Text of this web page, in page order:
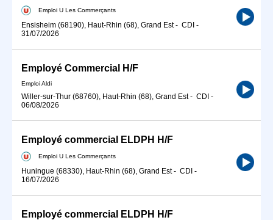
Emploi U Les Commerçants
Ensisheim (68190), Haut-Rhin (68), Grand Est- CDI -
31/07/2026
Employé Commercial H/F
Emploi Aldi
Willer-sur-Thur (68760), Haut-Rhin (68), Grand Est- CDI -
06/08/2026
Employé commercial ELDPH H/F
Emploi U Les Commerçants
Huningue (68330), Haut-Rhin (68), Grand Est- CDI -
16/07/2026
Employé commercial ELDPH H/F